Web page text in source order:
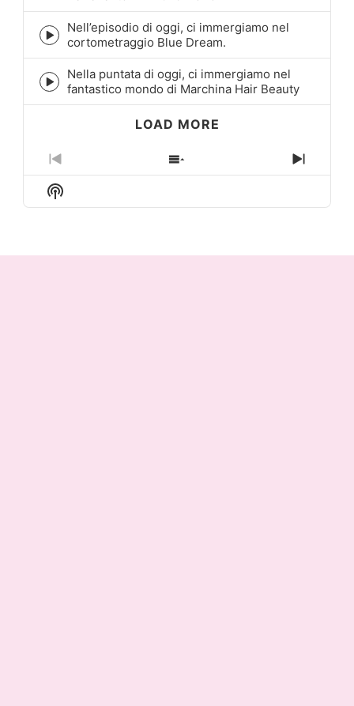
play
icon
Episode
play
icon
Nell’episodio di oggi, ci immergiamo nel
cortometraggio Blue Dream.
Episode
play
Nella puntata di oggi, ci immergiamo nel
fantastico mondo di Marchina Hair Beauty
LOAD MORE
Previous
Episode
Show
Episodes
Next
Show
Podcast